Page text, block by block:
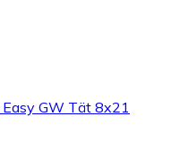
GW Tät 8x21